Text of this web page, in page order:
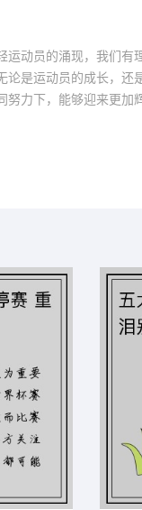
运动员的涌现，我们
论是运动员的成长，
力下，能够迎来更加